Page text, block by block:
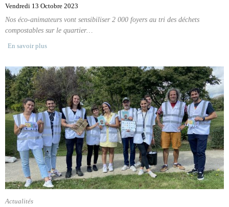
Vendredi 13 Octobre 2023
Nos éco-animateurs vont sensibiliser 2 000 foyers au tri des déchets
compostables sur le quartier…
En savoir plus
Actualités